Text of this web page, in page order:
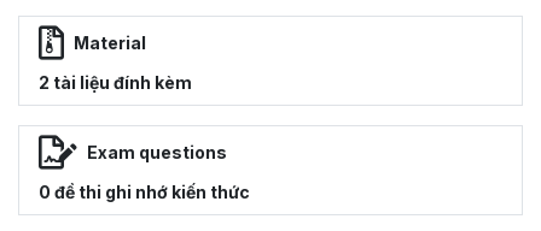
Material
2 tài liệu đính kèm
Exam questions
0 đề thi ghi nhớ kiến thức